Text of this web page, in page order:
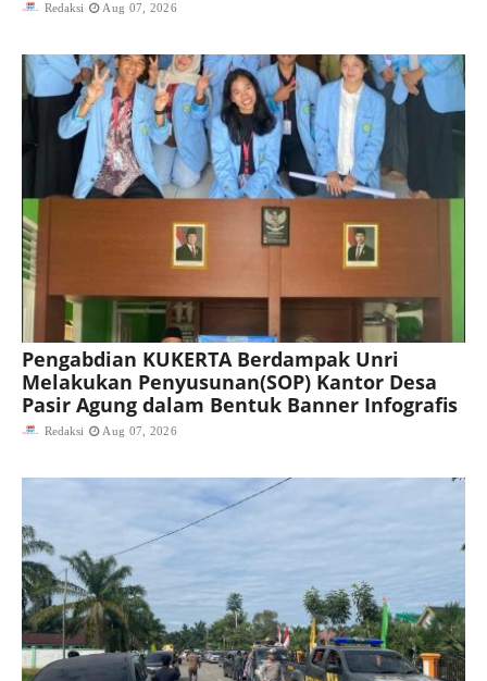
Redaksi Aug 07, 2026
Pengabdian KUKERTA Berdampak Unri
Melakukan Penyusunan(SOP) Kantor Desa
Pasir Agung dalam Bentuk Banner Infografis
Redaksi Aug 07, 2026